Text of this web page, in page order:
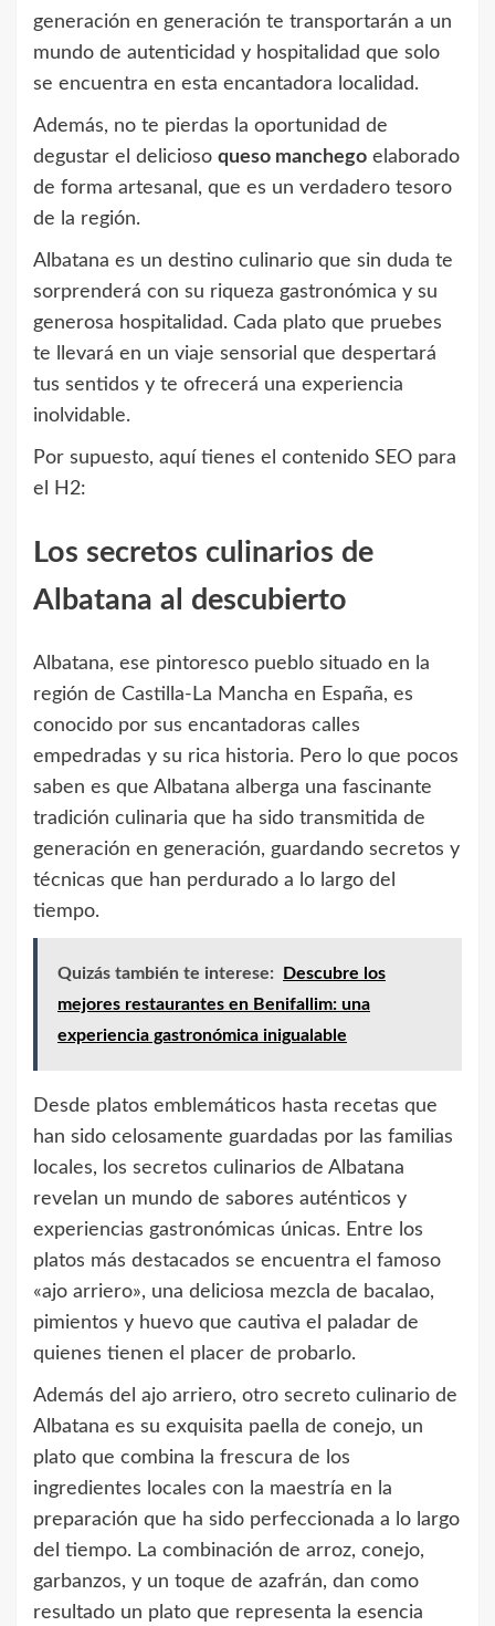
generación en generación te transportarán a un
mundo de autenticidad y hospitalidad que solo
se encuentra en esta encantadora localidad.
Además, no te pierdas la oportunidad de
degustar el delicioso queso manchego elaborado
de forma artesanal, que es un verdadero tesoro
de la región.
Albatana es un destino culinario que sin duda te
sorprenderá con su riqueza gastronómica y su
generosa hospitalidad. Cada plato que pruebes
te llevará en un viaje sensorial que despertará
tus sentidos y te ofrecerá una experiencia
inolvidable.
Por supuesto, aquí tienes el contenido SEO para
el H2:
Los secretos culinarios de
Albatana al descubierto
Albatana, ese pintoresco pueblo situado en la
región de Castilla-La Mancha en España, es
conocido por sus encantadoras calles
empedradas y su rica historia. Pero lo que pocos
saben es que Albatana alberga una fascinante
tradición culinaria que ha sido transmitida de
generación en generación, guardando secretos y
técnicas que han perdurado a lo largo del
tiempo.
Quizás también te interese:
Descubre los
mejores restaurantes en Benifallim: una
experiencia gastronómica inigualable
Desde platos emblemáticos hasta recetas que
han sido celosamente guardadas por las familias
locales, los secretos culinarios de Albatana
revelan un mundo de sabores auténticos y
experiencias gastronómicas únicas. Entre los
platos más destacados se encuentra el famoso
«ajo arriero», una deliciosa mezcla de bacalao,
pimientos y huevo que cautiva el paladar de
quienes tienen el placer de probarlo.
Además del ajo arriero, otro secreto culinario de
Albatana es su exquisita paella de conejo, un
plato que combina la frescura de los
ingredientes locales con la maestría en la
preparación que ha sido perfeccionada a lo largo
del tiempo. La combinación de arroz, conejo,
garbanzos, y un toque de azafrán, dan como
resultado un plato que representa la esencia